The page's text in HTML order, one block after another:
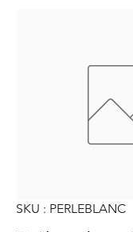
SKU : PERLEBLANC